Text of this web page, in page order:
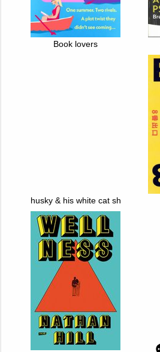
Book lovers
husky & his white cat shizun. vol. 3